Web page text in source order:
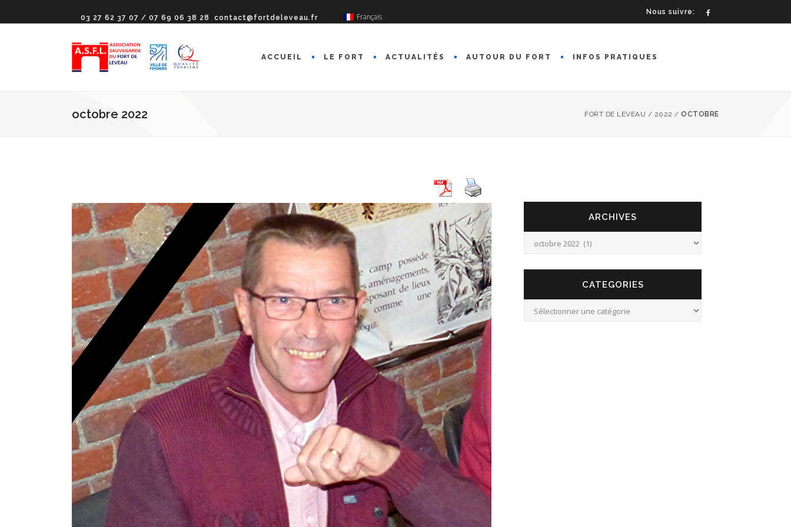
03 27 62 37 07 / 07 69 06 38 28 contact@fortdeleveau.fr Français Nous suivre:
ACCUEIL LE FORT ACTUALITÉS AUTOUR DU FORT INFOS PRATIQUES
octobre 2022 FORT DE LEVEAU / 2022 / OCTOBRE
ARCHIVES
Archives
CATEGORIES
Categories